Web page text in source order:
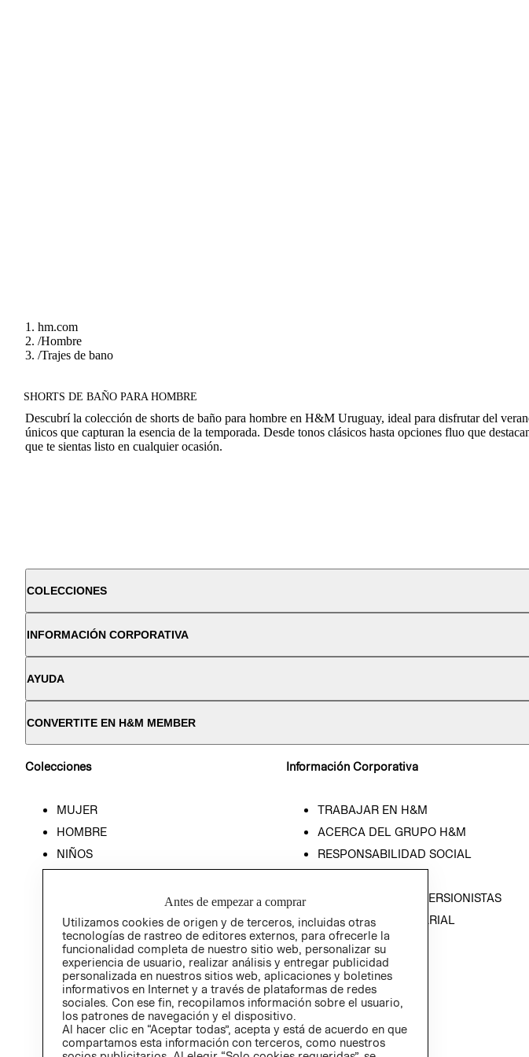
hm.com
/Hombre
/Trajes de bano
SHORTS DE BAÑO PARA HOMBRE
Descubrí la colección de shorts de baño para hombre en H&M Uruguay, ideal para disfrutar del
únicos que capturan la esencia de la temporada. Desde tonos clásicos hasta opciones fluo que
que te sientas listo en cualquier ocasión.
COLECCIONES
INFORMACIÓN CORPORATIVA
AYUDA
CONVERTITE EN H&M MEMBER
Colecciones
MUJER
HOMBRE
NIÑOS
Información Corporativa
TRABAJAR EN H&M
ACERCA DEL GRUPO H&M
RESPONSABILIDAD SOCIAL
RELACIÓN CON INVERSIONISTAS
POLÍTICA EMPRESARIAL
Antes de empezar a comprar
Utilizamos cookies de origen y de terceros, incluidas otras
tecnologías de rastreo de editores externos, para ofrecerle la
funcionalidad completa de nuestro sitio web, personalizar su
experiencia de usuario, realizar análisis y entregar publicidad
personalizada en nuestros sitios web, aplicaciones y boletines
informativos en Internet y a través de plataformas de redes
sociales. Con ese fin, recopilamos información sobre el usuario,
los patrones de navegación y el dispositivo.
Al hacer clic en “Aceptar todas”, acepta y está de acuerdo en que
compartamos esta información con terceros, como nuestros